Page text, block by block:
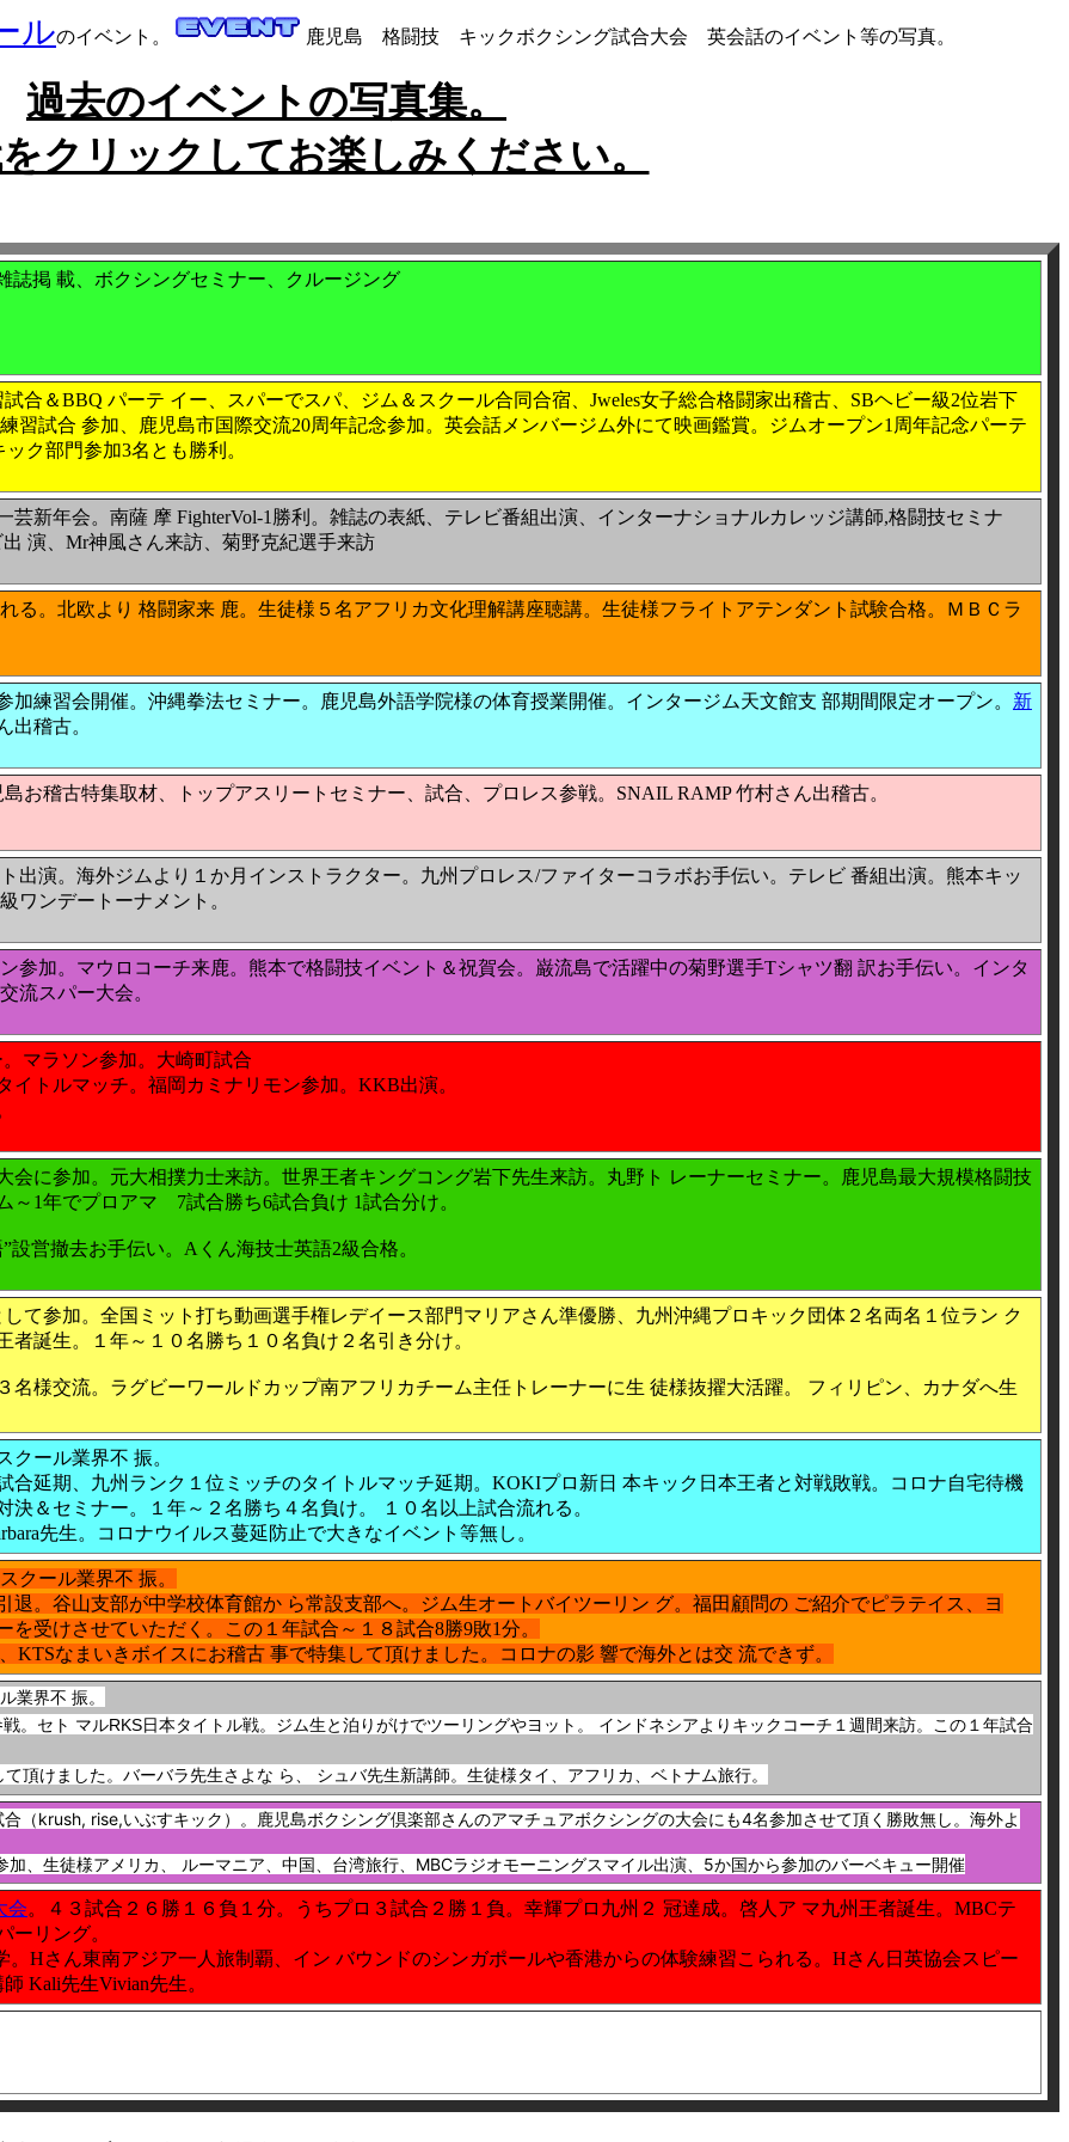
ルのイベント。 鹿児島 格闘技 キックボクシング試合大会 英会話のイベント等の写真。
過去のイベントの写真集。
クリックしてお楽しみください。
誌掲 載、ボクシングセミナー、クルージング
合＆BBQ パーテ イー、スパーでスパ、ジム＆スクール合同合宿、Jweles女子総合格闘家出稽古、SBヘビー級2位岩下
習試合 参加、鹿児島市国際交流20周年記念参加。英会話メンバージム外にて映画鑑賞。ジムオープン1周年記念パーテ
ク部門参加3名とも勝利。
新年会。南薩 摩 FighterVol-1勝利。雑誌の表紙、テレビ番組出演、インターナショナルカレッジ講師,格闘技セミナ
演、Mr神風さん来訪、菊野克紀選手来訪
る。北欧より 格闘家来 鹿。生徒様５名アフリカ文化理解講座聴講。生徒様フライトアテンダント試験合格。ＭＢＣラ
加練習会開催。沖縄拳法セミナー。鹿児島外語学院様の体育授業開催。インタージム天文館支 部期間限定オープン。 新
出稽古。
お稽古特集取材、トップアスリートセミナー、試合、プロレス参戦。SNAIL RAMP 竹村さん出稽古。
出演。海外ジムより１か月インストラクター。九州プロレス/ファイターコラボお手伝い。テレビ 番組出演。熊本キッ
ワンデートーナメント。
参加。マウロコーチ来鹿。熊本で格闘技イベント＆祝賀会。巌流島で活躍中の菊野選手Tシャツ翻 訳お手伝い。インタ
流スパー大会。
マラソン参加。大崎町試合
イトルマッチ。福岡カミナリモン参加。KKB出演。
会に参加。元大相撲力士来訪。世界王者キングコング岩下先生来訪。丸野ト レーナーセミナー。鹿児島最大規模格闘技
1年でプロアマ 7試合勝ち6試合負け 1試合分け。
営撤去お手伝い。Aくん海技士英語2級合格。
て参加。全国ミット打ち動画選手権レデイース部門マリアさん準優勝、九州沖縄プロキック団体２名両名１位ラン ク
誕生。１年～１０名勝ち１０名負け２名引き分け。
名様交流。ラグビーワールドカップ南アフリカチーム主任トレーナーに生 徒様抜擢大活躍。 フィリピン、カナダへ生
クール業界不 振。
合延期、九州ランク１位ミッチのタイトルマッチ延期。KOKIプロ新日 本キック日本王者と対戦敗戦。コロナ自宅待機
＆セミナー。１年～２名勝ち４名負け。 １０名以上試合流れる。
先生。コロナウイルス蔓延防止で大きなイベント等無し。
クール業界不 振。
退。谷山支部が中学校体育館か ら常設支部へ。ジム生オートバイツーリン グ。福田顧問の ご紹介でピラテイス、ヨ
受けさせていただく。この１年試合～１８試合8勝9敗1分。
KTSなまいきボイスにお稽古 事で特集して頂けました。コロナの影 響で海外とは交 流できず。
業界不 振。
戦。セト マルRKS日本タイトル戦。ジム生と泊りがけでツーリングやヨット。 インドネシアよりキックコーチ１週間来訪。この１年試合
頂けました。バーバラ先生さよな ら、 シュバ先生新講師。生徒様タイ、アフリカ、ベトナム旅行。
（krush, rise,いぶすキック）。鹿児島ボクシング倶楽部さんのアマチュアボクシングの大会にも4名参加させて頂く勝敗無し。海外よ
、生徒様アメリカ、 ルーマニア、中国、台湾旅行、MBCラジオモーニングスマイル出演、5か国から参加のバーベキュー開催
会。４３試合２６勝１６負１分。うちプロ３試合２勝１負。幸輝プロ九州２ 冠達成。啓人ア マ九州王者誕生。MBCテ
ーリング。
。Hさん東南アジア一人旅制覇、イン バウンドのシンガポールや香港からの体験練習こられる。Hさん日英協会スピー
Kali先生Vivian先生。